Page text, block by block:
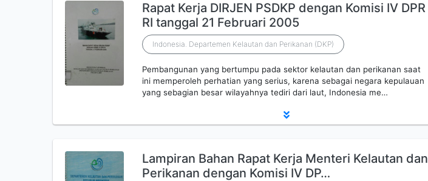
Rapat Kerja DIRJEN PSDKP dengan Komisi IV DPR
RI tanggal 21 Februari 2005
Indonesia. Departemen Kelautan dan Perikanan (DKP)
Pembangunan yang bertumpu pada sektor kelautan dan perikanan saat
ini memperoleh perhatian yang serius, karena sebagai negara kepulauan
yang sebagian besar wilayahnya tediri dari laut, Indonesia me…
Lampiran Bahan Rapat Kerja Menteri Kelautan dan
Perikanan dengan Komisi IV DP…